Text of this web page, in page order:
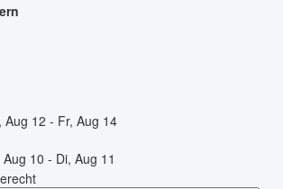
Aug 12 - Fr, Aug 14
Aug 10 - Di, Aug 11